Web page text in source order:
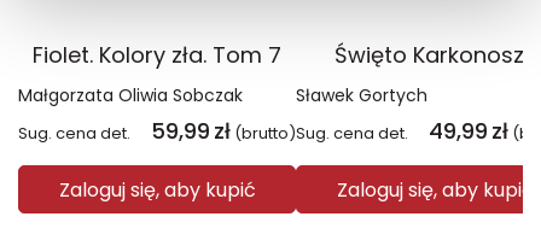
Fiolet. Kolory zła. Tom 7
Małgorzata Oliwia Sobczak
Sug. cena det. 59,99 zł (brutto)
Zaloguj się, aby kupić
Święto Karkonoszy
Sławek Gortych
Sug. cena det. 49,99 zł
Zaloguj się, aby kupić